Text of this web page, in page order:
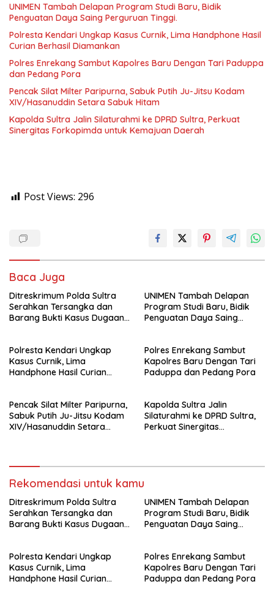
UNIMEN Tambah Delapan Program Studi Baru, Bidik
Penguatan Daya Saing Perguruan Tinggi.
Polresta Kendari Ungkap Kasus Curnik, Lima Handphone Hasil
Curian Berhasil Diamankan
Polres Enrekang Sambut Kapolres Baru Dengan Tari Paduppa
dan Pedang Pora
Pencak Silat Milter Paripurna, Sabuk Putih Ju-Jitsu Kodam
XIV/Hasanuddin Setara Sabuk Hitam
Kapolda Sultra Jalin Silaturahmi ke DPRD Sultra, Perkuat
Sinergitas Forkopimda untuk Kemajuan Daerah
Post Views: 296
Baca Juga
Ditreskrimum Polda Sultra
Serahkan Tersangka dan
Barang Bukti Kasus Dugaan
Kejaksaan
UNIMEN Tambah Delapan
Program Studi Baru, Bidik
Penguatan Daya Saing
Polresta Kendari Ungkap
Kasus Curnik, Lima
Handphone Hasil Curian
Polres Enrekang Sambut
Kapolres Baru Dengan Tari
Paduppa dan Pedang Pora
Pencak Silat Milter Paripurna,
Sabuk Putih Ju-Jitsu Kodam
XIV/Hasanuddin Setara
Kapolda Sultra Jalin
Silaturahmi ke DPRD Sultra,
Perkuat Sinergitas
Rekomendasi untuk kamu
Ditreskrimum Polda Sultra
Serahkan Tersangka dan
Barang Bukti Kasus Dugaan
Kejaksaan
UNIMEN Tambah Delapan
Program Studi Baru, Bidik
Penguatan Daya Saing
Polresta Kendari Ungkap
Kasus Curnik, Lima
Handphone Hasil Curian
Polres Enrekang Sambut
Kapolres Baru Dengan Tari
Paduppa dan Pedang Pora